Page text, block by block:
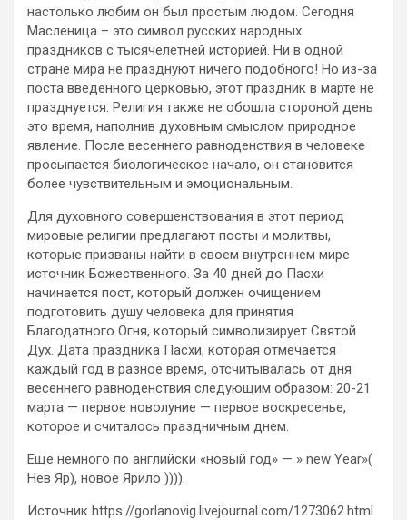
настолько любим он был простым людом. Сегодня
Масленица – это символ русских народных
праздников с тысячелетней историей. Ни в одной
стране мира не празднуют ничего подобного! Но из-за
поста введенного церковью, этот праздник в марте не
празднуется. Религия также не обошла стороной день
это время, наполнив духовным смыслом природное
явление. После весеннего равноденствия в человеке
просыпается биологическое начало, он становится
более чувствительным и эмоциональным.
Для духовного совершенствования в этот период
мировые религии предлагают посты и молитвы,
которые призваны найти в своем внутреннем мире
источник Божественного. За 40 дней до Пасхи
начинается пост, который должен очищением
подготовить душу человека для принятия
Благодатного Огня, который символизирует Святой
Дух. Дата праздника Пасхи, которая отмечается
каждый год в разное время, отсчитывалась от дня
весеннего равноденствия следующим образом: 20-21
марта — первое новолуние — первое воскресенье,
которое и считалось праздничным днем.
Еще немного по английски «новый год» — » new Year»(
Нев Яр), новое Ярило )))).
Источник https://gorlanovig.livejournal.com/1273062.html